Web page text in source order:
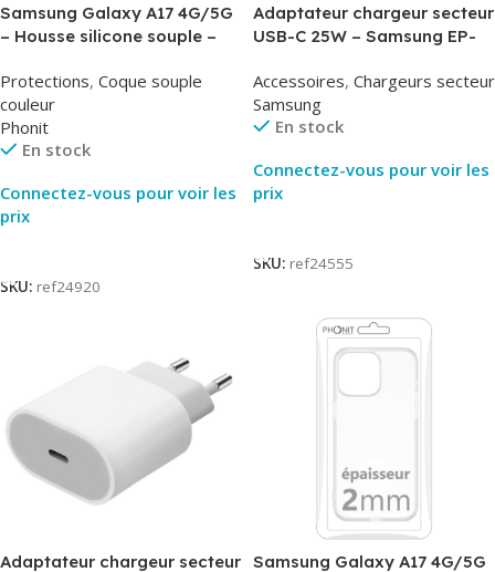
Samsung Galaxy A17 4G/5G
– Housse silicone souple –
Protections, Coque souple
couleur
Phonit
En stock
Connectez-vous pour voir les
prix
SKU: ref24920
Adaptateur chargeur secteur
USB-C 25W – Samsung EP-
Packaging Original
Accessoires, Chargeurs secteur
Samsung
En stock
Connectez-vous pour voir les
prix
SKU: ref24555
Adaptateur chargeur secteur Samsung Galaxy A17 4G/5G